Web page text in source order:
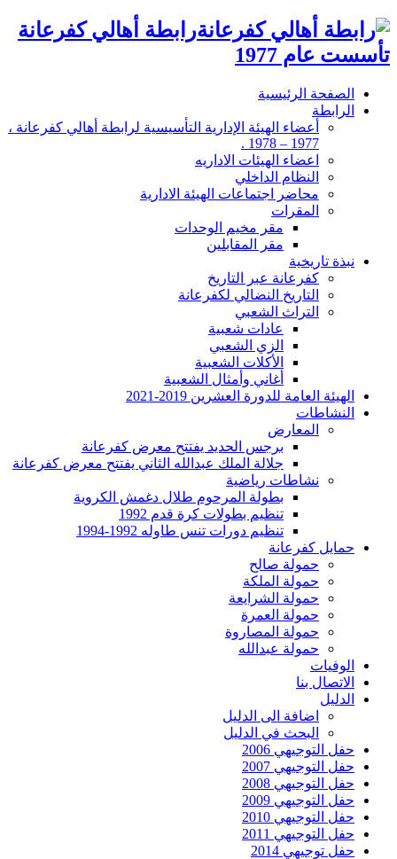
رابطة أهالي كفرعانة
تأسست عام 1977
الصفحة الرئيسية
الرابطة
أعضاء الهيئة الإدارية التأسيسية لرابطة أهالي كفرعانة ،
1977 – 1978 .
اعضاء الهيئات الاداريه
النظام الداخلي
محاضر اجتماعات الهيئة الادارية
المقرات
مقر مخيم الوحدات
مقر المقابلين
نبذة تاريخية
كفرعانة عبر التاريخ
التاريخ النضالي لكفرعانة
التراث الشعبي
عادات شعبية
الزي الشعبي
الأكلات الشعبية
أغاني وأمثال الشعبية
الهيئة العامة للدورة العشرين 2019-2021
النشاطات
المعارض
برجس الحديد يفتتح معرض كفرعانة
جلالة الملك عبدالله الثاني يفتتح معرض كفرعانة
نشاطات رياضية
بطولة المرحوم طلال دغمش الكروية
تنظيم بطولات كرة قدم 1992
تنظيم دورات تنس طاوله 1992-1994
حمايل كفرعانة
حمولة صالح
حمولة الملكة
حمولة الشرايعة
حمولة العمرة
حمولة المصاروة
حمولة عبدالله
الوفيات
الاتصال بنا
الدليل
اضافة الى الدليل
البحث في الدليل
حفل التوجيهي 2006
حفل التوجيهي 2007
حفل التوجيهي 2008
حفل التوجيهي 2009
حفل التوجيهي 2010
حفل التوجيهي 2011
حفل توجيهي 2014